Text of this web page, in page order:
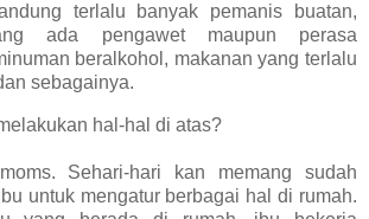
terlalu banyak pemanis buatan,
ada pengawet maupun perasa
beralkohol, makanan yang terlalu
sebagainya.
hal-hal di atas?
Sehari-hari kan memang sudah
untuk mengatur berbagai hal di rumah.